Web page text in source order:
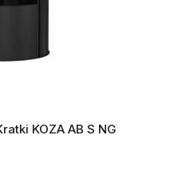
KOZA AB S NG